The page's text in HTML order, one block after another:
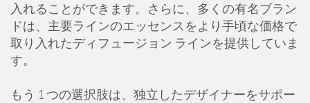
入れることができます。さらに、多くの有名ブラン
ドは、主要ラインのエッセンスをより手頃な価格で
取り入れたディフュージョン ラインを提供していま
す。
もう 1 つの選択肢は、独立したデザイナーをサポー